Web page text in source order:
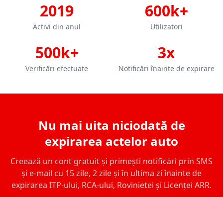
2019
Activi din anul
600k+
Utilizatori
500k+
Verificări efectuate
3x
Notificări înainte de expirare
Nu mai uita niciodată de
expirarea actelor auto
Creează un cont gratuit și primești notificări prin SMS
și e-mail cu 15 zile, 2 zile și în ultima zi înainte de
expirarea ITP-ului, RCA-ului, Rovinietei și Licenței ARR.